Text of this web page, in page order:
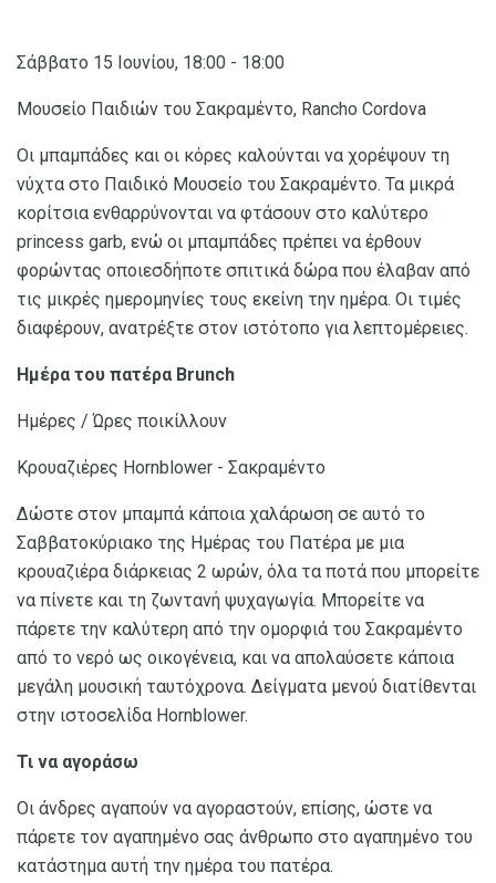
Σάββατο 15 Ιουνίου, 18:00 - 18:00
Μουσείο Παιδιών του Σακραμέντο, Rancho Cordova
Οι μπαμπάδες και οι κόρες καλούνται να χορέψουν τη
νύχτα στο Παιδικό Μουσείο του Σακραμέντο. Τα μικρά
κορίτσια ενθαρρύνονται να φτάσουν στο καλύτερο
princess garb, ενώ οι μπαμπάδες πρέπει να έρθουν
φορώντας οποιεσδήποτε σπιτικά δώρα που έλαβαν από
τις μικρές ημερομηνίες τους εκείνη την ημέρα. Οι τιμές
διαφέρουν, ανατρέξτε στον ιστότοπο για λεπτομέρειες.
Ημέρα του πατέρα Brunch
Ημέρες / Ώρες ποικίλλουν
Κρουαζιέρες Hornblower - Σακραμέντο
Δώστε στον μπαμπά κάποια χαλάρωση σε αυτό το
Σαββατοκύριακο της Ημέρας του Πατέρα με μια
κρουαζιέρα διάρκειας 2 ωρών, όλα τα ποτά που μπορείτε
να πίνετε και τη ζωντανή ψυχαγωγία. Μπορείτε να
πάρετε την καλύτερη από την ομορφιά του Σακραμέντο
από το νερό ως οικογένεια, και να απολαύσετε κάποια
μεγάλη μουσική ταυτόχρονα. Δείγματα μενού διατίθενται
στην ιστοσελίδα Hornblower.
Τι να αγοράσω
Οι άνδρες αγαπούν να αγοραστούν, επίσης, ώστε να
πάρετε τον αγαπημένο σας άνθρωπο στο αγαπημένο του
κατάστημα αυτή την ημέρα του πατέρα.